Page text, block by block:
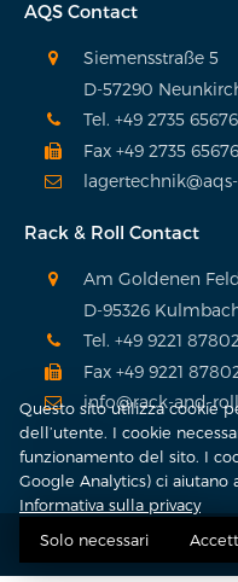
Questo sito utilizza cookie
dell’utente. I cookie
funzionamento del sito. I
Google Analytics) ci aiutano
Informativa sulla privacy
Solo necessari
AQS Contact
Siemensstraße 5
D-57290
Tel. +49 2735
Fax +49 2735
Rack & Roll Contact
Am Goldenen
D-95326
Tel. +49 9221
Fax +49 9221
info@rack-and-
Copyright ©